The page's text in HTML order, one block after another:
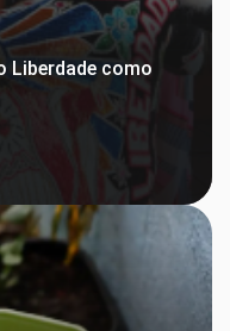
Liberdade como